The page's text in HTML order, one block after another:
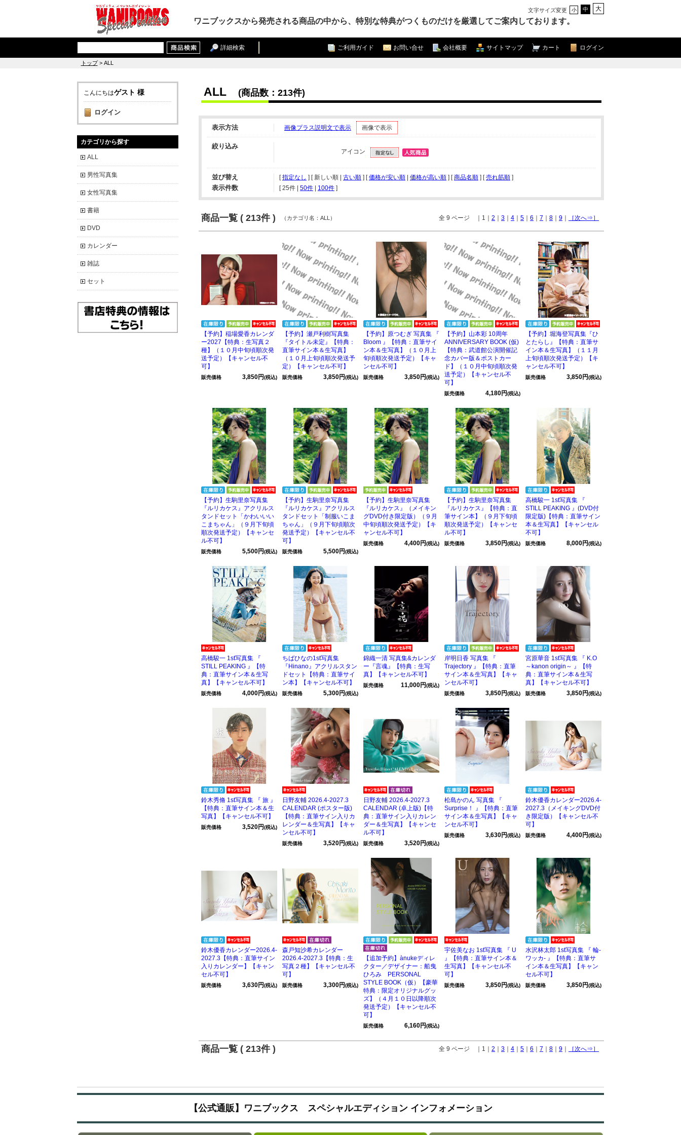
文字サイズ変更 小 中 大
ワニブックスから発売される商品の中から、特別な特典がつくものだけを厳選してご案内しております。
詳細検索 ログイン
カート
サイトマップ
会社概要
お問い合せ
ご利用ガイド
トップ> ALL
こんにちはゲスト 様
ログイン
カテゴリから探す
ALL
男性写真集
女性写真集
書籍
DVD
カレンダー
雑誌
セット
ALL (商品数：213件)
表示方法 画像プラス説明文で表示 画像で表示
絞り込み
アイコン
並び替え [指定なし ] [ 新しい順 | 古い順 ] [価格が安い順 価格が高い順 ] [商品名順 ] [売れ筋順 ]
表示件数 [ 25件 50件 100件 ]
商品一覧 ( 213件 ) 全 9 ページ ｜1｜ 2 3 4 5 6 7 8 9 ［次へ⇒］
（カテゴリ名：ALL）
【予約】稲場愛香カレンダ
ー2027【特典：生写真２
種】（１０月中旬頃順次発
送予定）【キャンセル不
可】
販売価格 3,850円(税込)
【予約】瀬戸利樹写真集
『タイトル未定』【特典：
直筆サイン本＆生写真】
（１０月上旬頃順次発送予
定）【キャンセル不可】
販売価格 3,850円(税込)
【予約】原つむぎ 写真集 『
Bloom 』【特典：直筆サイ
ン本＆生写真】（１０月上
旬頃順次発送予定）【キャ
ンセル不可】
販売価格 3,850円(税込)
【予約】山本彩 10周年
ANNIVERSARY BOOK (仮)
【特典：武道館公演開催記
念カバー版＆ポストカー
ド】（１０月中旬頃順次発
送予定）【キャンセル不
可】
販売価格 4,180円(税込)
【予約】堀海登写真集『ひ
とたらし』【特典：直筆サ
イン本＆生写真】（１１月
上旬頃順次発送予定）【キ
ャンセル不可】
販売価格 3,850円(税込)
【予約】生駒里奈写真集
『ルリカケス』アクリルス
タンドセット「かわいいい
こまちゃん」（９月下旬頃
順次発送予定）【キャンセ
ル不可】
販売価格 5,500円(税込)
【予約】生駒里奈写真集
『ルリカケス』アクリルス
タンドセット「制服いこま
ちゃん」（９月下旬頃順次
発送予定）【キャンセル不
可】
販売価格 5,500円(税込)
【予約】生駒里奈写真集
『ルリカケス』（メイキン
グDVD付き限定版）（９月
中旬頃順次発送予定）【キ
ャンセル不可】
販売価格 4,400円(税込)
【予約】生駒里奈写真集
『ルリカケス』【特典：直
筆サイン本】（９月下旬頃
順次発送予定）【キャンセ
ル不可】
販売価格 3,850円(税込)
高橋駿一 1st写真集 『
STILL PEAKING 』(DVD付
限定版)【特典：直筆サイン
本＆生写真】【キャンセル
不可】
販売価格 8,000円(税込)
高橋駿一 1st写真集 『
STILL PEAKING 』【特
典：直筆サイン本＆生写
真】【キャンセル不可】
販売価格 4,000円(税込)
ちばひなの1st写真集
『Hinano』アクリルスタン
ドセット【特典：直筆サイ
ン本】【キャンセル不可】
販売価格 5,300円(税込)
錦織一清 写真集&カレンダ
ー『言魂』【特典：生写
真】【キャンセル不可】
販売価格 11,000円(税込)
岸明日香 写真集 『
Trajectory 』【特典：直筆
サイン本＆生写真】【キャ
ンセル不可】
販売価格 3,850円(税込)
宮原華音 1st写真集 『 K.O
～kanon origin～ 』【特
典：直筆サイン本＆生写
真】【キャンセル不可】
販売価格 3,850円(税込)
鈴木秀脩 1st写真集 『 旅 』
【特典：直筆サイン本＆生
写真】【キャンセル不可】
販売価格 3,520円(税込)
日野友輔 2026.4-2027.3
CALENDAR (ポスター版)
【特典：直筆サイン入りカ
レンダー＆生写真】【キャ
ンセル不可】
販売価格 3,520円(税込)
日野友輔 2026.4-2027.3
CALENDAR (卓上版)【特
典：直筆サイン入りカレン
ダー＆生写真】【キャンセ
ル不可】
販売価格 3,520円(税込)
松島かのん 写真集 『
Surprise！ 』【特典：直筆
サイン本＆生写真】【キャ
ンセル不可】
販売価格 3,630円(税込)
鈴木優香カレンダー2026.4-
2027.3（メイキングDVD付
き限定版）【キャンセル不
可】
販売価格 4,400円(税込)
鈴木優香カレンダー2026.4-
2027.3【特典：直筆サイン
入りカレンダー】【キャン
セル不可】
販売価格 3,630円(税込)
森戸知沙希カレンダー
2026.4-2027.3【特典：生
写真２種】【キャンセル不
可】
販売価格 3,300円(税込)
【追加予約】ànukeディレ
クター／デザイナー：船曳
ひろみ PERSONAL
STYLE BOOK（仮）【豪華
特典：限定オリジナルグッ
ズ】（４月１０日以降順次
発送予定）【キャンセル不
可】
販売価格 6,160円(税込)
宇佐美なお 1st写真集 『 U
』【特典：直筆サイン本＆
生写真】【キャンセル不
可】
販売価格 3,850円(税込)
水沢林太郎 1st写真集 『 輪-
ワッカ- 』【特典：直筆サ
イン本＆生写真】【キャン
セル不可】
販売価格 3,850円(税込)
商品一覧 ( 213件 ) 全 9 ページ ｜1｜ 2 3 4 5 6 7 8 9 ［次へ⇒］
【公式通販】ワニブックス スペシャルエディション インフォメーション